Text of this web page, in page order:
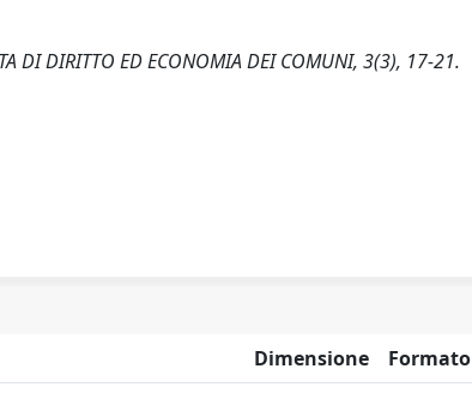
DI DIRITTO ED ECONOMIA DEI COMUNI, 3(3), 17-21.
Dimensione Formato